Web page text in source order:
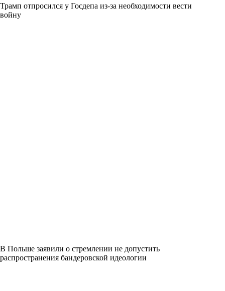
Трамп отпросился у Госдепа из-за необходимости вести
войну
В Польше заявили о стремлении не допустить
распространения бандеровской идеологии